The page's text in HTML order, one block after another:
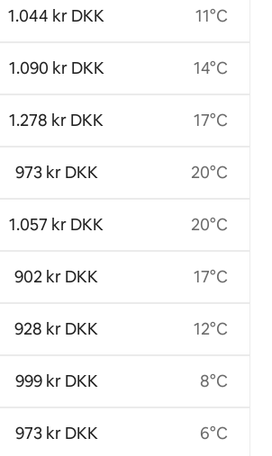
1.044 kr DKK
1.090 kr DKK
1.278 kr DKK
973 kr DKK
1.057 kr DKK
902 kr DKK
928 kr DKK
999 kr DKK
973 kr DKK
11°C
14°C
17°C
20°C
20°C
17°C
12°C
8°C
6°C